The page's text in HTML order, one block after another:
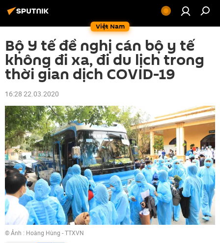
Việt Nam
Bộ Y tế đề nghị cán bộ y tế
không đi xa, đi du lịch trong
thời gian dịch COVID-19
16:28 22.03.2020
© Ảnh : Hoàng Hùng - TTXVN